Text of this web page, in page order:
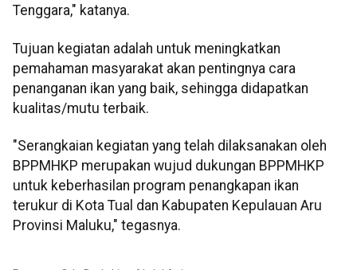
Tenggara," katanya.
Tujuan kegiatan adalah untuk meningkatkan
pemahaman masyarakat akan pentingnya cara
penanganan ikan yang baik, sehingga didapatkan
kualitas/mutu terbaik.
"Serangkaian kegiatan yang telah dilaksanakan oleh
BPPMHKP merupakan wujud dukungan BPPMHKP
untuk keberhasilan program penangkapan ikan
terukur di Kota Tual dan Kabupaten Kepulauan Aru
Provinsi Maluku," tegasnya.